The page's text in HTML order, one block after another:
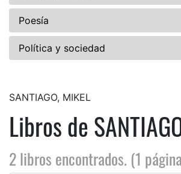
Poesía
Política y sociedad
SANTIAGO, MIKEL
Libros de
2 libros encontrados. (1